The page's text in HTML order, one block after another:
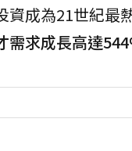
成為21世紀最
求成長高達